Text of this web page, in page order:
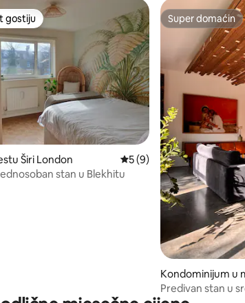
od 5, recenzija: 6
gostiju
gostiju
Širi London prosječna ocjena 5 od 5,
5 (9)
stan u Blekhitu
Super domaćin
Super domaćin
Kondominijum u
ch West
Predivan stan u